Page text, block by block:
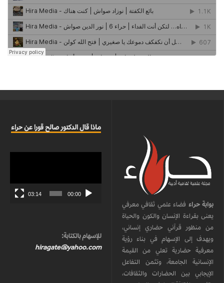
بوابة حراء فضاء علمي ثقافي معرفي
يعنى بقراءة الإنسان والكون والحياة
من منظور قرآني حضاري إنساني،
ويهدف إلى الإسهام في بناء رؤية
معرفية حضارية تعلي من القيمة
الإنسانية الجامعة، وتثمن التفاعل
الإيجابي بين الحضارات والثقافات،
ماذا قال الدكتور صالح قورا عن حراء
00:00
03:14
للإسهام بالكتابة:
hiragate@yahoo.com